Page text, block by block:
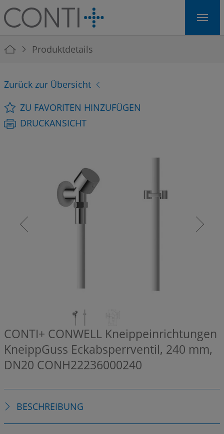
Skip to main navigation
Skip to main content
Skip to page footer
You are here:
Produktdetails
Zurück zur Übersicht
ZU FAVORITEN HINZUFÜGEN
DRUCKANSICHT
CONTI+ CONWELL Kneippeinrichtungen
KneippGuss Eckabsperrventil, 240 mm,
DN20 CONH22236000240
BESCHREIBUNG